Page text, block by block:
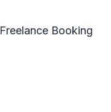
Freelance Booking